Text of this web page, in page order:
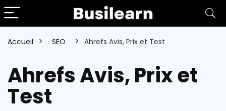
Accueil SEO Ahrefs Avis, Prix et Test
Ahrefs Avis, Prix et
Test